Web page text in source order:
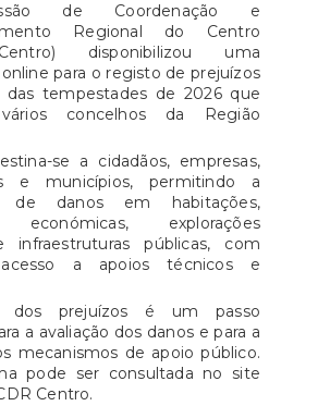
de Coordenação e
Regional do Centro
disponibilizou uma
para o registo de prejuízos
das tempestades de 2026 que
concelhos da Região
se a cidadãos, empresas,
e municípios, permitindo a
de danos em habitações,
económicas, explorações
infraestruturas públicas, com
a apoios técnicos e
dos prejuízos é um passo
a avaliação dos danos e para a
mecanismos de apoio público.
pode ser consultada no site
Centro.